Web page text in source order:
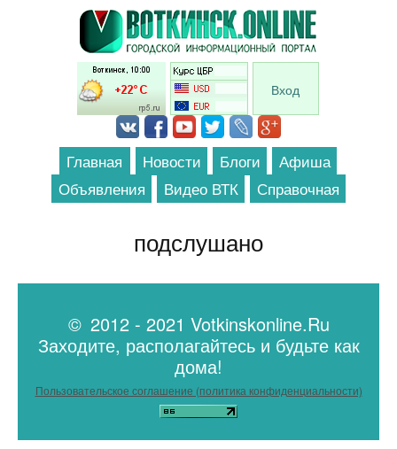
Перейти к основному содержанию
Вход
Главная Новости Блоги
Афиша
Объявления
Видео ВТК Справочная
подслушано
© 2012 - 2021 Votkinskonline.Ru
Заходите, располагайтесь и будьте как
дома!
Пользовательское соглашение (политика конфиденциальности)